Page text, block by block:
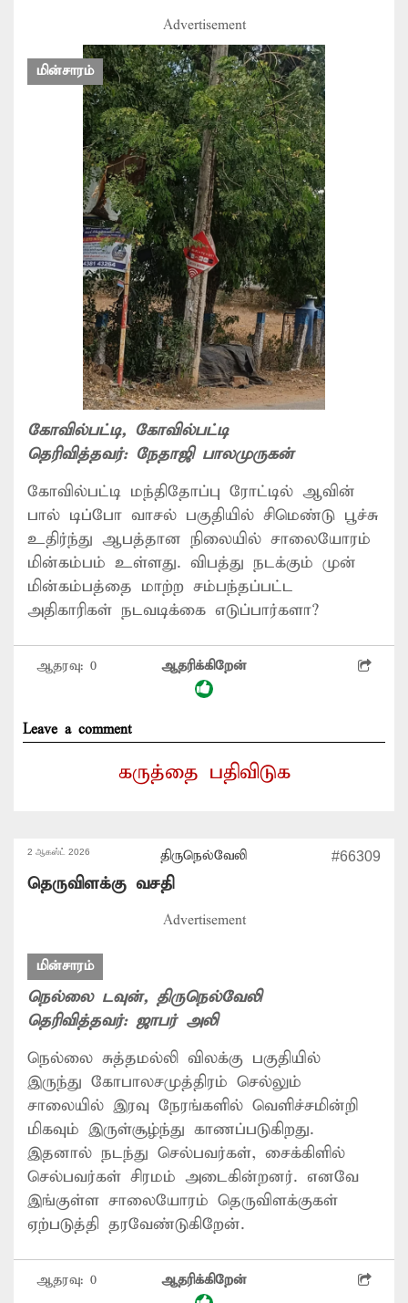
Advertisement
மின்சாரம்
கோவில்பட்டி, கோவில்பட்டி
தெரிவித்தவர்: நேதாஜி பாலமுருகன்
கோவில்பட்டி மந்திதோப்பு ரோட்டில் ஆவின்
பால் டிப்போ வாசல் பகுதியில் சிமெண்டு பூச்சு
உதிர்ந்து ஆபத்தான நிலையில் சாலையோரம்
மின்கம்பம் உள்ளது. விபத்து நடக்கும் முன்
மின்கம்பத்தை மாற்ற சம்பந்தப்பட்ட
அதிகாரிகள் நடவடிக்கை எடுப்பார்களா?
ஆதரவு: 0 ஆதரிக்கிறேன்
Leave a comment
கருத்தை பதிவிடுக
2 ஆகஸ்ட் 2026 திருநெல்வேலி #66309
தெருவிளக்கு வசதி
Advertisement
மின்சாரம்
நெல்லை டவுன், திருநெல்வேலி
தெரிவித்தவர்: ஜாபர் அலி
நெல்லை சுத்தமல்லி விலக்கு பகுதியில்
இருந்து கோபாலசமுத்திரம் செல்லும்
சாலையில் இரவு நேரங்களில் வெளிச்சமின்றி
மிகவும் இருள்சூழ்ந்து காணப்படுகிறது.
இதனால் நடந்து செல்பவர்கள், சைக்கிளில்
செல்பவர்கள் சிரமம் அடைகின்றனர். எனவே
இங்குள்ள சாலையோரம் தெருவிளக்குகள்
ஏற்படுத்தி தரவேண்டுகிறேன்.
ஆதரவு: 0 ஆதரிக்கிறேன்